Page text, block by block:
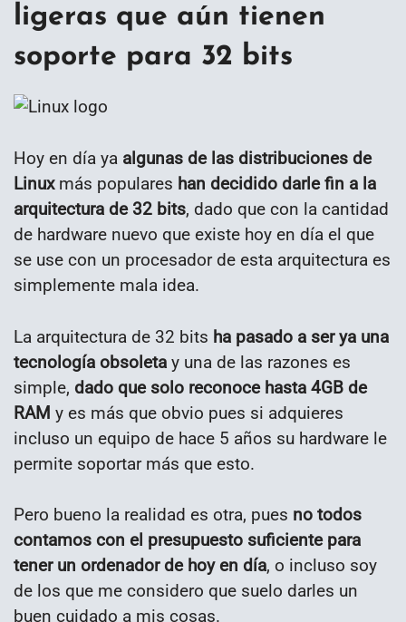
ligeras que aún tienen
soporte para 32 bits
Hoy en día ya algunas de las distribuciones de
Linuxmás populares han decidido darle fin a la
arquitectura de 32 bits, dado que con la cantidad
de hardware nuevo que existe hoy en día el que
se use con un procesador de esta arquitectura es
simplemente mala idea.
La arquitectura de 32 bits ha pasado a ser ya una
tecnología obsoleta y una de las razones es
simple, dado que solo reconoce hasta 4GB de
RAM y es más que obvio pues si adquieres
incluso un equipo de hace 5 años su hardware le
permite soportar más que esto.
Pero bueno la realidad es otra, pues no todos
contamos con el presupuesto suficiente para
tener un ordenador de hoy en día, o incluso soy
de los que me considero que suelo darles un
buen cuidado a mis cosas.